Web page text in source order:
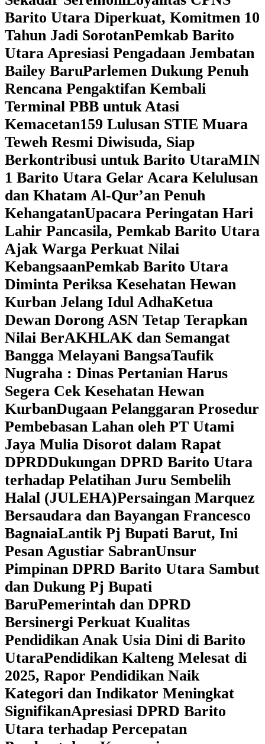
Barito Utara Diperkuat, Komitmen 10
Tahun Jadi SorotanPemkab Barito
Utara Apresiasi Pengadaan Jembatan
Bailey BaruParlemen Dukung Penuh
Rencana Pengaktifan Kembali
Terminal PBB untuk Atasi
Kemacetan159 Lulusan STIE Muara
Teweh Resmi Diwisuda, Siap
Berkontribusi untuk Barito UtaraMIN
1 Barito Utara Gelar Acara Kelulusan
dan Khatam Al-Qur’an Penuh
KehangatanUpacara Peringatan Hari
Lahir Pancasila, Pemkab Barito Utara
Ajak Warga Perkuat Nilai
KebangsaanPemkab Barito Utara
Diminta Periksa Kesehatan Hewan
Kurban Jelang Idul AdhaKetua
Dewan Dorong ASN Tetap Terapkan
Nilai BerAKHLAK dan Semangat
Bangga Melayani BangsaTaufik
Nugraha : Dinas Pertanian Harus
Segera Cek Kesehatan Hewan
KurbanDugaan Pelanggaran Prosedur
Pembebasan Lahan oleh PT Utami
Jaya Mulia Disorot dalam Rapat
DPRDDukungan DPRD Barito Utara
terhadap Pelatihan Juru Sembelih
Halal (JULEHA)Persaingan Marquez
Bersaudara dan Bayangan Francesco
BagnaiaLantik Pj Bupati Barut, Ini
Pesan Agustiar SabranUnsur
Pimpinan DPRD Barito Utara Sambut
dan Dukung Pj Bupati
BaruPemerintah dan DPRD
Bersinergi Perkuat Kualitas
Pendidikan Anak Usia Dini di Barito
Utara‎Pendidikan Kalteng Melesat di
2025, Rapor Pendidikan Naik
Kategori dan Indikator Meningkat
SignifikanApresiasi DPRD Barito
Utara terhadap Percepatan